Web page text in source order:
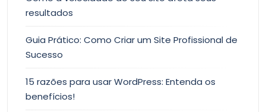
resultados
Guia Prático: Como Criar um Site Profissional de
Sucesso
15 razões para usar WordPress: Entenda os
benefícios!